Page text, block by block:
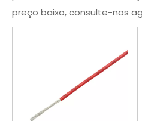
preço baixo, consulte-nos